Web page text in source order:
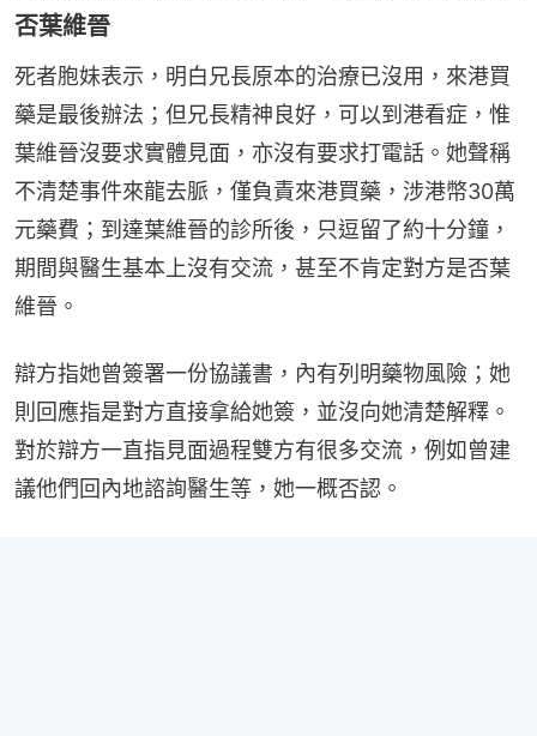
否葉維晉
死者胞妹表示，明白兄長原本的治療已沒用，來港買
藥是最後辦法；但兄長精神良好，可以到港看症，惟
葉維晉沒要求實體見面，亦沒有要求打電話。她聲稱
不清楚事件來龍去脈，僅負責來港買藥，涉港幣30萬
元藥費；到達葉維晉的診所後，只逗留了約十分鐘，
期間與醫生基本上沒有交流，甚至不肯定對方是否葉
維晉。
辯方指她曾簽署一份協議書，內有列明藥物風險；她
則回應指是對方直接拿給她簽，並沒向她清楚解釋。
對於辯方一直指見面過程雙方有很多交流，例如曾建
議他們回內地諮詢醫生等，她一概否認。